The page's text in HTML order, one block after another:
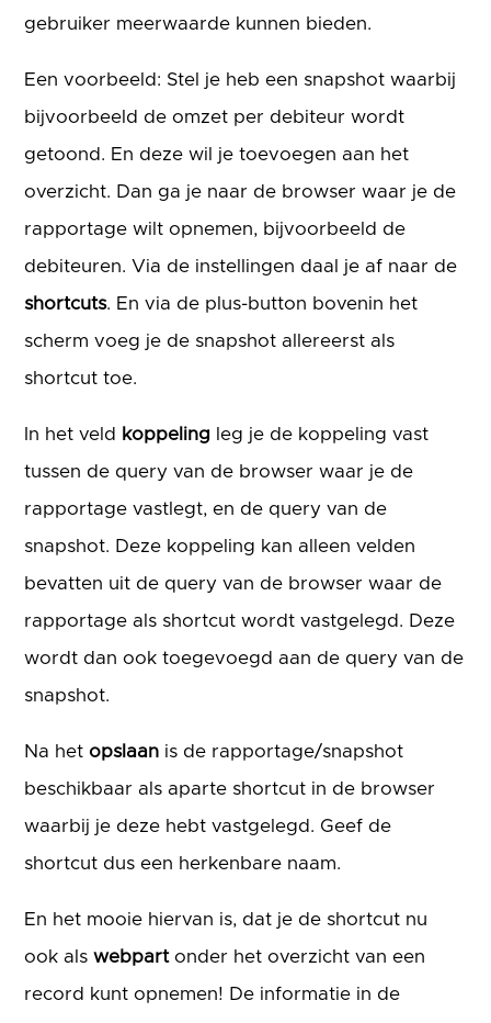
gebruiker meerwaarde kunnen bieden.
Een voorbeeld: Stel je heb een snapshot waarbij
bijvoorbeeld de omzet per debiteur wordt
getoond. En deze wil je toevoegen aan het
overzicht. Dan ga je naar de browser waar je de
rapportage wilt opnemen, bijvoorbeeld de
debiteuren. Via de instellingen daal je af naar de
shortcuts. En via de plus-button bovenin het
scherm voeg je de snapshot allereerst als
shortcut toe.
In het veld koppeling leg je de koppeling vast
tussen de query van de browser waar je de
rapportage vastlegt, en de query van de
snapshot. Deze koppeling kan alleen velden
bevatten uit de query van de browser waar de
rapportage als shortcut wordt vastgelegd. Deze
wordt dan ook toegevoegd aan de query van de
snapshot.
Na hetopslaan is de rapportage/snapshot
beschikbaar als aparte shortcut in de browser
waarbij je deze hebt vastgelegd. Geef de
shortcut dus een herkenbare naam.
En het mooie hiervan is, dat je de shortcut nu
ook alswebpartonder het overzicht van een
record kunt opnemen! De informatie in de